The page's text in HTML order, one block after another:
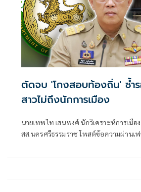
ตัดจบ 'โกงสอบท้องถิ่น' ซ้ำ
สาวไม่ถึงนักการเมือง
นายเทพไท เสนพงศ์ นักวิเคราะห์การเมือ
สส.นครศรีธรรมราช โพสต์ข้อความผ่านเ